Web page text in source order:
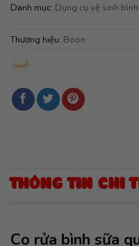
Danh mục: Dụng cụ vệ sinh
Thương hiệu: Boon
THÔNG TIN CHI
Cọ rửa bình sữa